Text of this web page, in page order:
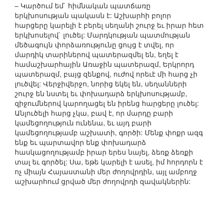
– Կարծում եմ` հիմնական պատճառը
երկխոսության պակասն է: Աշխարհի բոլոր
հարցերը կարելի է բերել սեղանի շուրջ եւ իրար հետ
երկխոսելով` լուծել: Մարդկության պատմության
մեծագույն փորձառությունը ցույց է տվել, որ
մարդիկ տարիներով պատերազմել են, եղել է
համաշխարհային Առաջին պատերազմ, Երկրորդ
պատերազմ, բայց զենքով, ուժով որեւէ մի հարց չի
լուծվել: Վերջիվերջո, նորից եկել են, սեղանների
շուրջ են նստել եւ փոխադարձ երկխոսությամբ,
զիջումներով կարողացել են իրենց հարցերը լուծել:
Անլուծելի հարց չկա, բավ է, որ մարդը բարի
կամեցողություն ունենա, եւ այդ բարի
կամեցողությամբ աշխատի, գործի: Մենք փոքր ազգ
ենք եւ պարտավոր ենք փոխադարձ
հասկացողությամբ իրար երես նայել, ձեռք ձեռքի
տալ եւ գործել: Սա, եթե կարելի է ասել, իմ հորդորն է
ոչ միայն Հայաստանի մեր ժողովրդին, այլ ամբողջ
աշխարհում ցրված մեր ժողովրդի զավակներին: